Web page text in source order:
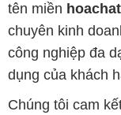
tên miền
chuyên kinh
công nghiệp đa
dụng của khách
Chúng tôi cam